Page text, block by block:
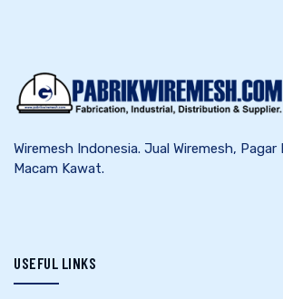
Wiremesh Indonesia. Jual Wiremesh, Pagar
Macam Kawat.
USEFUL LINKS